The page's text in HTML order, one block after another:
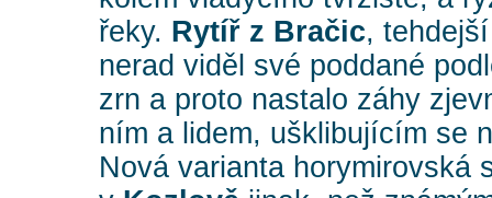
řeky. Rytíř z Bračic,
nerad viděl své poddané
zrn a proto nastalo záhy
ním a lidem, ušklibujícím se
Nová varianta horymirovská